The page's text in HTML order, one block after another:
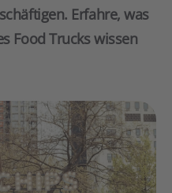
Erfahre, was
Food Trucks wissen